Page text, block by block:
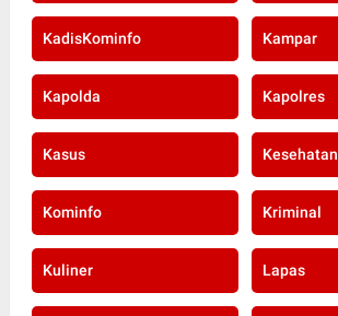
KadisKominfo Kampar
Kapolda Kapolres
Kasus Kesehatan
Kominfo Kriminal
Kuliner Lapas